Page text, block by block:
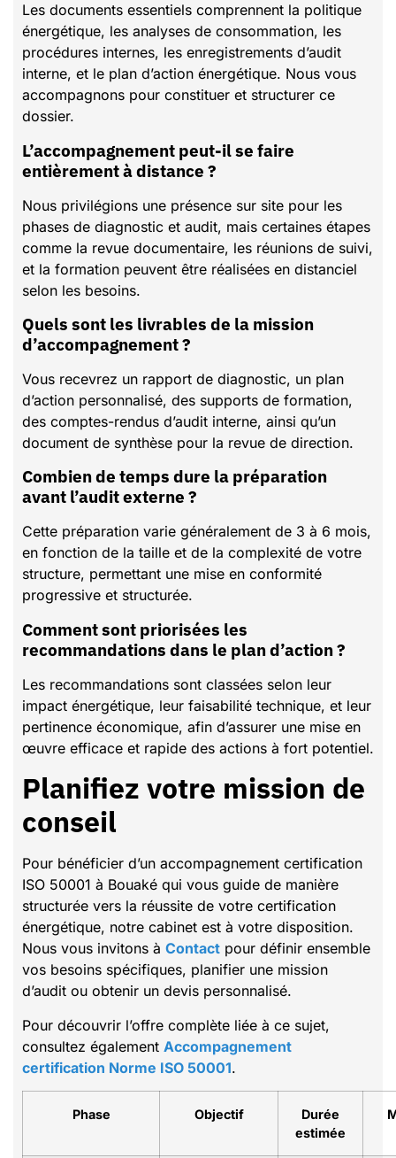
Les documents essentiels comprennent la politique
énergétique, les analyses de consommation, les
procédures internes, les enregistrements d’audit
interne, et le plan d’action énergétique. Nous vous
accompagnons pour constituer et structurer ce
dossier.
L’accompagnement peut-il se faire
entièrement à distance ?
Nous privilégions une présence sur site pour les
phases de diagnostic et audit, mais certaines étapes
comme la revue documentaire, les réunions de suivi,
et la formation peuvent être réalisées en distanciel
selon les besoins.
Quels sont les livrables de la mission
d’accompagnement ?
Vous recevrez un rapport de diagnostic, un plan
d’action personnalisé, des supports de formation,
des comptes-rendus d’audit interne, ainsi qu’un
document de synthèse pour la revue de direction.
Combien de temps dure la préparation
avant l’audit externe ?
Cette préparation varie généralement de 3 à 6 mois,
en fonction de la taille et de la complexité de votre
structure, permettant une mise en conformité
progressive et structurée.
Comment sont priorisées les
recommandations dans le plan d’action ?
Les recommandations sont classées selon leur
impact énergétique, leur faisabilité technique, et leur
pertinence économique, afin d’assurer une mise en
œuvre efficace et rapide des actions à fort potentiel.
Planifiez votre mission de
conseil
Pour bénéficier d’un accompagnement certification
ISO 50001 à Bouaké qui vous guide de manière
structurée vers la réussite de votre certification
énergétique, notre cabinet est à votre disposition.
Nous vous invitons à Contact pour définir ensemble
vos besoins spécifiques, planifier une mission
d’audit ou obtenir un devis personnalisé.
Pour découvrir l’offre complète liée à ce sujet,
consultez également Accompagnement
certification Norme ISO 50001.
Phase Objectif
Durée
estimée